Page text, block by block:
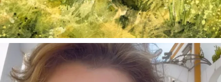
annettemorris.art
Mar 6